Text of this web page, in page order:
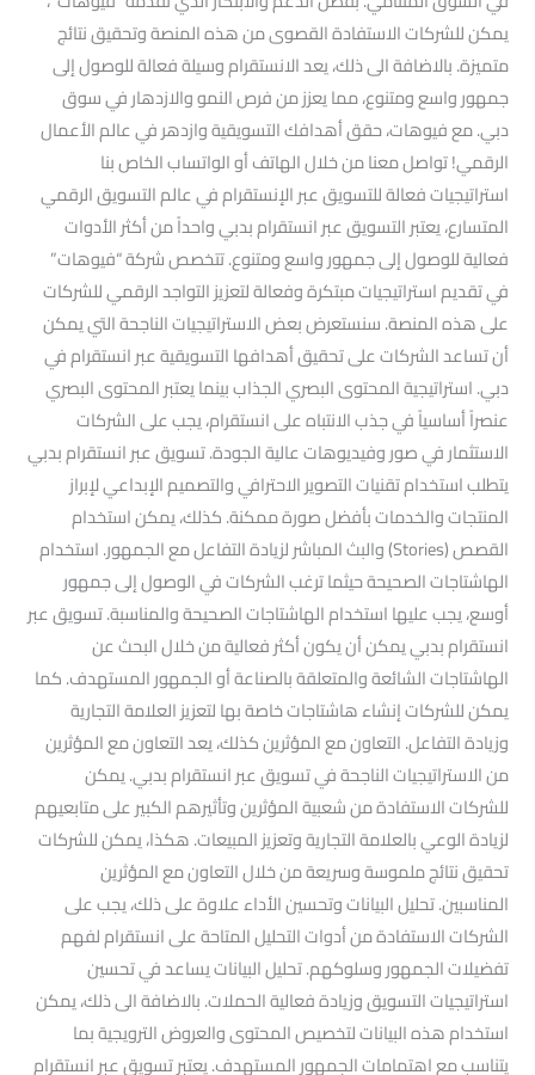
يمكن للشركات الاستفادة القصوى من هذه المنصة وتحقيق نتائج
متميزة. بالاضافة الى ذلك، يعد الانستقرام وسيلة فعالة للوصول إلى
جمهور واسع ومتنوع، مما يعزز من فرص النمو والازدهار في سوق
دبي. مع فيوهات، حقق أهدافك التسويقية وازدهر في عالم الأعمال
الرقمي! تواصل معنا من خلال الهاتف أو الواتساب الخاص بنا
استراتيجيات فعالة للتسويق عبر الإنستقرام في عالم التسويق الرقمي
المتسارع، يعتبر التسويق عبر انستقرام بدبي واحداً من أكثر الأدوات
فعالية للوصول إلى جمهور واسع ومتنوع. تتخصص شركة “فيوهات”
في تقديم استراتيجيات مبتكرة وفعالة لتعزيز التواجد الرقمي للشركات
على هذه المنصة. سنستعرض بعض الاستراتيجيات الناجحة التي يمكن
أن تساعد الشركات على تحقيق أهدافها التسويقية عبر انستقرام في
دبي. استراتيجية المحتوى البصري الجذاب بينما يعتبر المحتوى البصري
عنصراً أساسياً في جذب الانتباه على انستقرام، يجب على الشركات
الاستثمار في صور وفيديوهات عالية الجودة. تسويق عبر انستقرام بدبي
يتطلب استخدام تقنيات التصوير الاحترافي والتصميم الإبداعي لإبراز
المنتجات والخدمات بأفضل صورة ممكنة. كذلك، يمكن استخدام
القصص (Stories) والبث المباشر لزيادة التفاعل مع الجمهور. استخدام
الهاشتاجات الصحيحة حيثما ترغب الشركات في الوصول إلى جمهور
أوسع، يجب عليها استخدام الهاشتاجات الصحيحة والمناسبة. تسويق عبر
انستقرام بدبي يمكن أن يكون أكثر فعالية من خلال البحث عن
الهاشتاجات الشائعة والمتعلقة بالصناعة أو الجمهور المستهدف. كما
يمكن للشركات إنشاء هاشتاجات خاصة بها لتعزيز العلامة التجارية
وزيادة التفاعل. التعاون مع المؤثرين كذلك، يعد التعاون مع المؤثرين
من الاستراتيجيات الناجحة في تسويق عبر انستقرام بدبي. يمكن
للشركات الاستفادة من شعبية المؤثرين وتأثيرهم الكبير على متابعيهم
لزيادة الوعي بالعلامة التجارية وتعزيز المبيعات. هكذا، يمكن للشركات
تحقيق نتائج ملموسة وسريعة من خلال التعاون مع المؤثرين
المناسبين. تحليل البيانات وتحسين الأداء علاوة على ذلك، يجب على
الشركات الاستفادة من أدوات التحليل المتاحة على انستقرام لفهم
تفضيلات الجمهور وسلوكهم. تحليل البيانات يساعد في تحسين
استراتيجيات التسويق وزيادة فعالية الحملات. بالاضافة الى ذلك، يمكن
استخدام هذه البيانات لتخصيص المحتوى والعروض الترويجية بما
يتناسب مع اهتمامات الجمهور المستهدف. يعتبر تسويق عبر انستقرام